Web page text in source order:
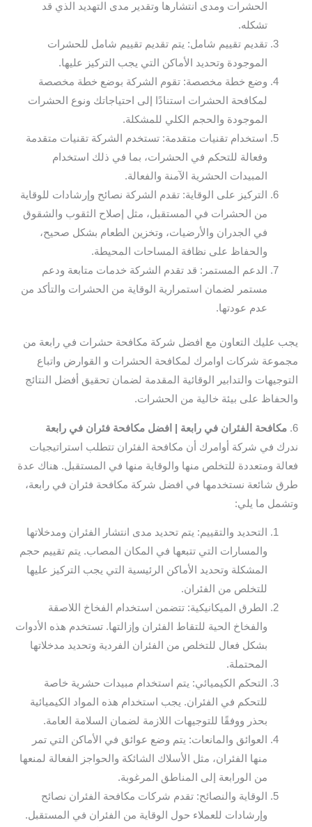
الحشرات ومدى انتشارها وتقدير مدى التهديد الذي قد
تشكله.
تقديم تقييم شامل: يتم تقديم تقييم شامل للحشرات
الموجودة وتحديد الأماكن التي يجب التركيز عليها.
وضع خطة مخصصة: تقوم الشركة بوضع خطة مخصصة
لمكافحة الحشرات استنادًا إلى احتياجاتك ونوع الحشرات
الموجودة والحجم الكلي للمشكلة.
استخدام تقنيات متقدمة: تستخدم الشركة تقنيات متقدمة
وفعالة للتحكم في الحشرات، بما في ذلك استخدام
المبيدات الحشرية الآمنة والفعالة.
التركيز على الوقاية: تقدم الشركة نصائح وإرشادات للوقاية
من الحشرات في المستقبل، مثل إصلاح الثقوب والشقوق
في الجدران والأرضيات، وتخزين الطعام بشكل صحيح،
والحفاظ على نظافة المساحات المحيطة.
الدعم المستمر: قد تقدم الشركة خدمات متابعة ودعم
مستمر لضمان استمرارية الوقاية من الحشرات والتأكد من
عدم عودتها.
يجب عليك التعاون مع افضل شركة مكافحة حشرات في رابعة من
مجموعة شركات اوامرك لمكافحة الحشرات و القوارض واتباع
التوجيهات والتدابير الوقائية المقدمة لضمان تحقيق أفضل النتائج
والحفاظ على بيئة خالية من الحشرات.
6. مكافحة الفئران في رابعة | افضل مكافحة فئران في رابعة
ندرك في شركة أوامرك أن مكافحة الفئران تتطلب استراتيجيات
فعالة ومتعددة للتخلص منها والوقاية منها في المستقبل. هناك عدة
طرق شائعة نستخدمها في افضل شركة مكافحة فئران في رابعة،
وتشمل ما يلي:
التحديد والتقييم: يتم تحديد مدى انتشار الفئران ومدخلاتها
والمسارات التي تتبعها في المكان المصاب. يتم تقييم حجم
المشكلة وتحديد الأماكن الرئيسية التي يجب التركيز عليها
للتخلص من الفئران.
الطرق الميكانيكية: تتضمن استخدام الفخاخ اللاصقة
والفخاخ الحية للتقاط الفئران وإزالتها. تستخدم هذه الأدوات
بشكل فعال للتخلص من الفئران الفردية وتحديد مدخلاتها
المحتملة.
التحكم الكيميائي: يتم استخدام مبيدات حشرية خاصة
للتحكم في الفئران. يجب استخدام هذه المواد الكيميائية
بحذر ووفقًا للتوجيهات اللازمة لضمان السلامة العامة.
العوائق والمانعات: يتم وضع عوائق في الأماكن التي تمر
منها الفئران، مثل الأسلاك الشائكة والحواجز الفعالة لمنعها
من الورابعة إلى المناطق المرغوبة.
الوقاية والنصائح: تقدم شركات مكافحة الفئران نصائح
وإرشادات للعملاء حول الوقاية من الفئران في المستقبل.